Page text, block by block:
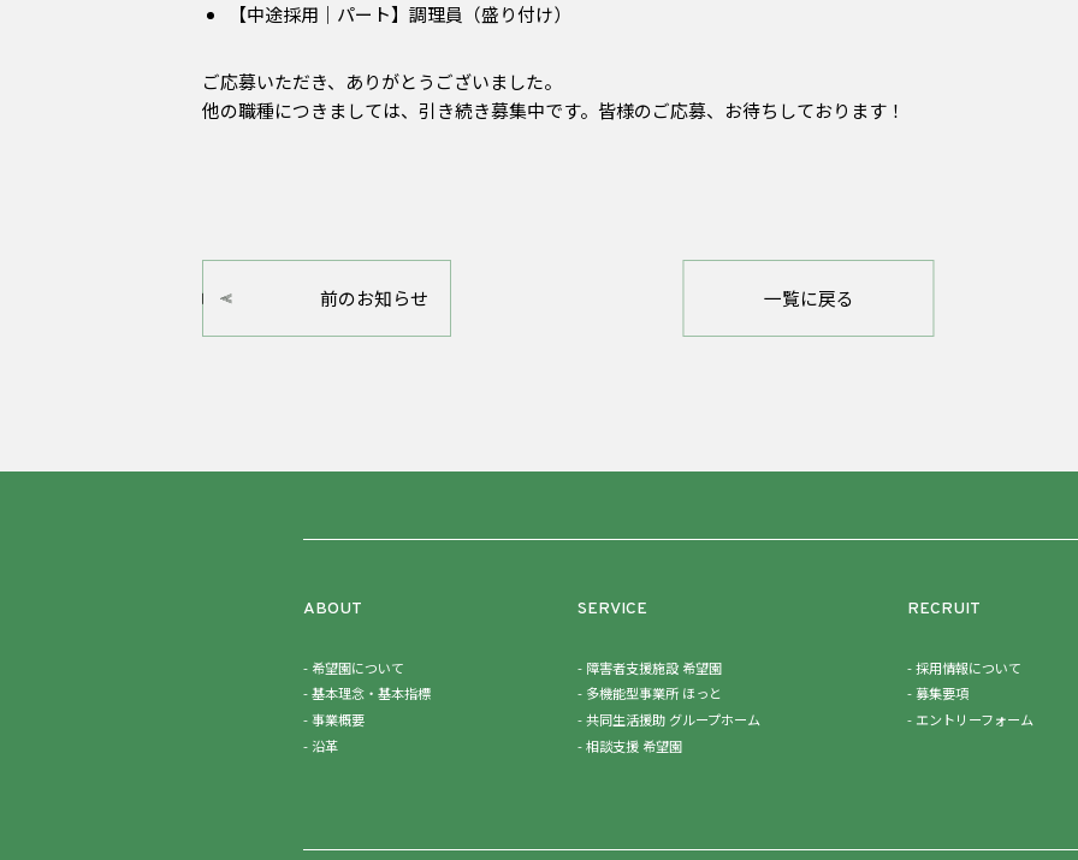
【中途採用｜パート】調理員（盛り付け）
ご応募いただき、ありがとうございました。
他の職種につきましては、引き続き募集中です。皆様のご応募、お待ちしております！
前のお知らせ 一覧に戻る
ABOUT
希望園について
基本理念・基本指標
事業概要
沿革
SERVICE
障害者支援施設 希望園
多機能型事業所 ほっと
共同生活援助 グループホーム
相談支援 希望園
RECRUIT
採用情報について
募集要項
エントリーフォーム